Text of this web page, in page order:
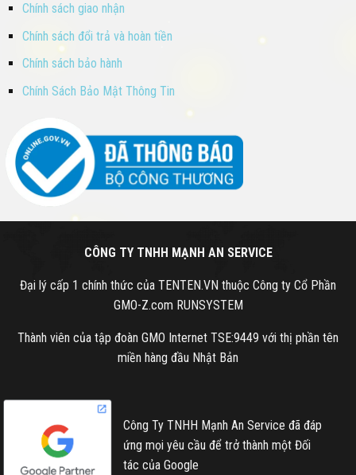
Chính sách giao nhận
Chính sách đổi trả và hoàn tiền
Chính sách bảo hành
Chính Sách Bảo Mật Thông Tin
CÔNG TY TNHH MẠNH AN SERVICE
Đại lý cấp 1 chính thức của TENTEN.VN thuộc Công ty Cổ Phần
GMO-Z.com RUNSYSTEM
Thành viên của tập đoàn GMO Internet TSE:9449 với thị phần tên
miền hàng đầu Nhật Bản
Công Ty TNHH Mạnh An Service đã đáp
ứng mọi yêu cầu để trở thành một Đối
tác của Google